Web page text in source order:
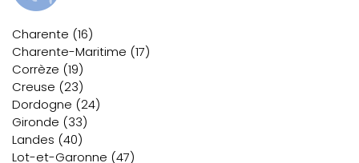
Charente (16)
Charente-Maritime (17)
Corrèze (19)
Creuse (23)
Dordogne (24)
Gironde (33)
Landes (40)
Lot-et-Garonne (47)